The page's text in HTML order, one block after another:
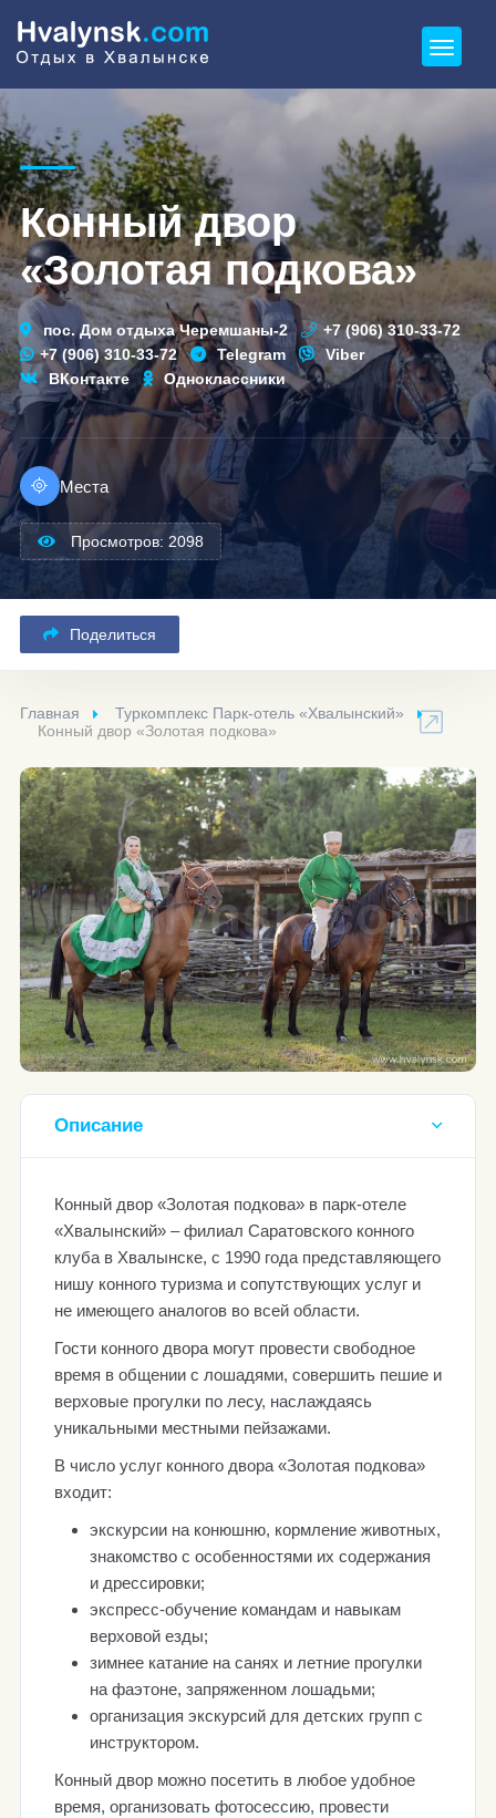
Конный двор
«Золотая подкова»
пос. Дом отдыха Черемшаны-2
+7 (906) 310-33-72
+7 (906) 310-33-72
Telegram
Viber
ВКонтакте
Одноклассники
Места
Просмотров: 2098
Поделиться
Главная
Туркомплекс Парк-отель «Хвалынский»
Конный двор «Золотая подкова»
Описание
Конный двор «Золотая подкова» в парк-отеле
«Хвалынский» – филиал Саратовского конного
клуба в Хвалынске, с 1990 года представляющего
нишу конного туризма и сопутствующих услуг и
не имеющего аналогов во всей области.
Гости конного двора могут провести свободное
время в общении с лошадями, совершить пешие и
верховые прогулки по лесу, наслаждаясь
уникальными местными пейзажами.
В число услуг конного двора «Золотая подкова»
входит:
экскурсии на конюшню, кормление животных,
знакомство с особенностями их содержания
и дрессировки;
экспресс-обучение командам и навыкам
верховой езды;
зимнее катание на санях и летние прогулки
на фаэтоне, запряженном лошадьми;
организация экскурсий для детских групп с
инструктором.
Конный двор можно посетить в любое удобное
время, организовать фотосессию, провести